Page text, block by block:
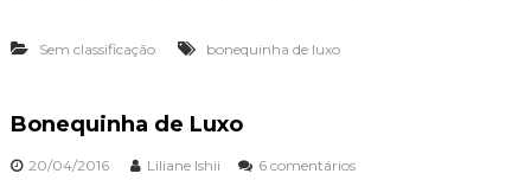
Sem classificação bonequinha de luxo
Bonequinha de Luxo
20/04/2016 Liliane Ishii 6 comentáriose